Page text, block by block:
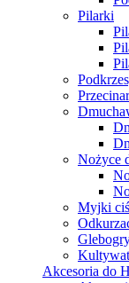
Pilarki
Nożyce
Myjki
Akcesoria do